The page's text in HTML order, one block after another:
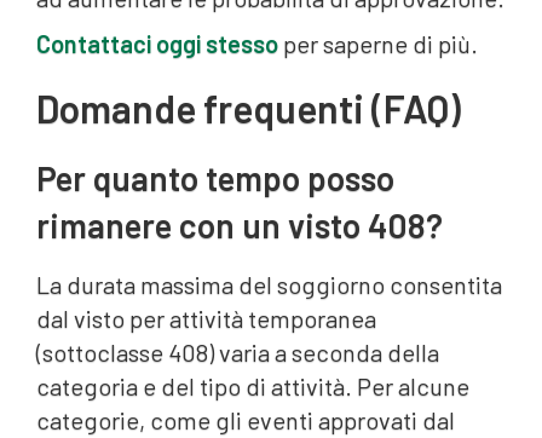
Contattaci oggi stesso per saperne di più.
Domande frequenti (FAQ)
Per quanto tempo posso
rimanere con un visto 408?
La durata massima del soggiorno consentita
dal visto per attività temporanea
(sottoclasse 408) varia a seconda della
categoria e del tipo di attività. Per alcune
categorie, come gli eventi approvati dal